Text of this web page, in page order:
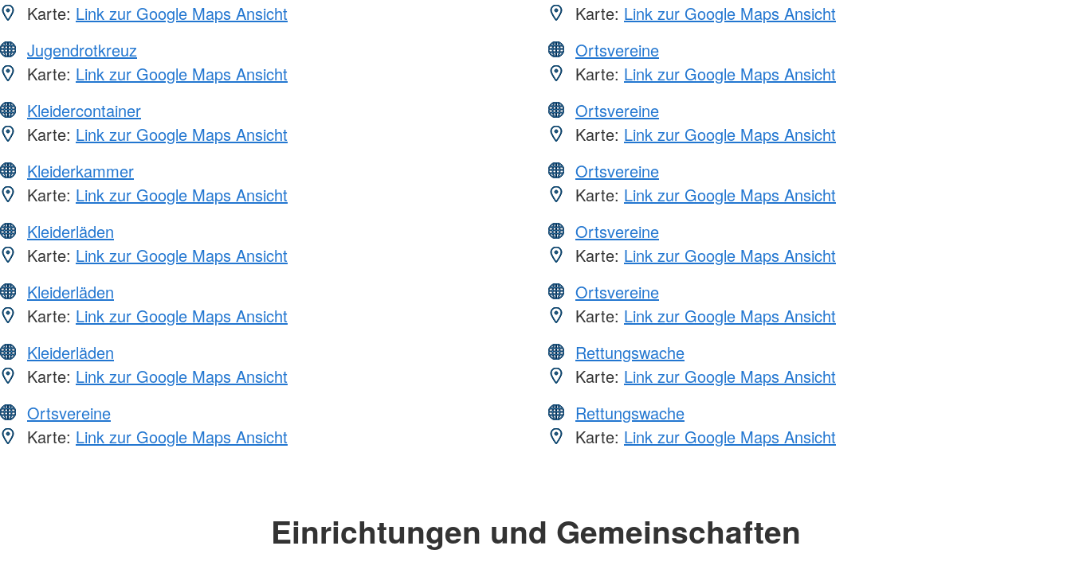
Karte: Link zur Google Maps Ansicht
Jugendrotkreuz
Karte: Link zur Google Maps Ansicht
Kleidercontainer
Karte: Link zur Google Maps Ansicht
Kleiderkammer
Karte: Link zur Google Maps Ansicht
Kleiderläden
Karte: Link zur Google Maps Ansicht
Kleiderläden
Karte: Link zur Google Maps Ansicht
Kleiderläden
Karte: Link zur Google Maps Ansicht
Ortsvereine
Karte: Link zur Google Maps Ansicht
Karte: Link zur Google Maps Ansicht
Ortsvereine
Karte: Link zur Google Maps Ansicht
Ortsvereine
Karte: Link zur Google Maps Ansicht
Ortsvereine
Karte: Link zur Google Maps Ansicht
Ortsvereine
Karte: Link zur Google Maps Ansicht
Ortsvereine
Karte: Link zur Google Maps Ansicht
Rettungswache
Karte: Link zur Google Maps Ansicht
Rettungswache
Karte: Link zur Google Maps Ansicht
Einrichtungen und Gemeinschaften